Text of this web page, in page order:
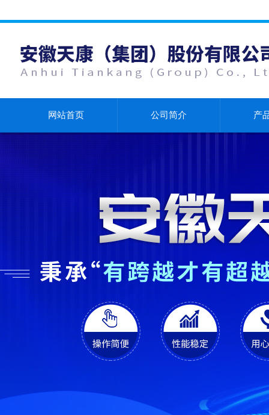
网站首页 公司简介 产